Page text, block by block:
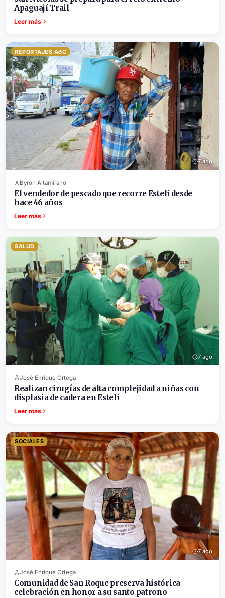
Apaguají Trail
Leer más
REPORTAJES ABC
7 ago.
Byron Altamirano
El vendedor de pescado que recorre Estelí desde
hace 46 años
Leer más
SALUD
7 ago.
José Enrique Ortega
Realizan cirugías de alta complejidad a niñas con
displasia de cadera en Estelí
Leer más
SOCIALES
7 ago.
José Enrique Ortega
Comunidad de San Roque preserva histórica
celebración en honor a su santo patrono